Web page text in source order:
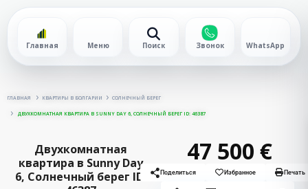
Главная Меню Поиск Звонок WhatsApp
ГЛАВНАЯ КВАРТИРЫ В БОЛГАРИИ СОЛНЕЧНЫЙ БЕРЕГ
ДВУХКОМНАТНАЯ КВАРТИРА В SUNNY DAY 6, СОЛНЕЧНЫЙ БЕРЕГ ID: 46387
Двухкомнатная
квартира в Sunny Day
6, Солнечный берег ID:
47 500 €
Поделиться Избранное Печать